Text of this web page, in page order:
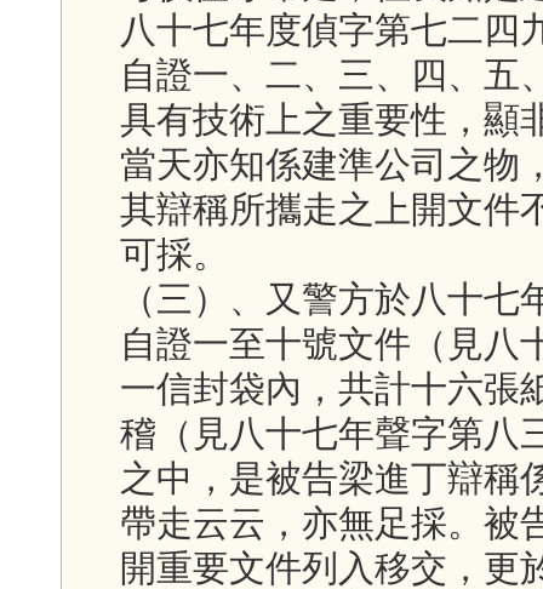
八十七年度偵字第七二四
自證一、二、三、四、五
具有技術上之重要性，顯
當天亦知係建準公司之物
其辯稱所攜走之上開文件
可採。
（三）、又警方於八十
自證一至十號文件（見八
一信封袋內，共計十六張
稽（見八十七年聲字第八
之中，是被告梁進丁辯稱
帶走云云，亦無足採。被
開重要文件列入移交，更